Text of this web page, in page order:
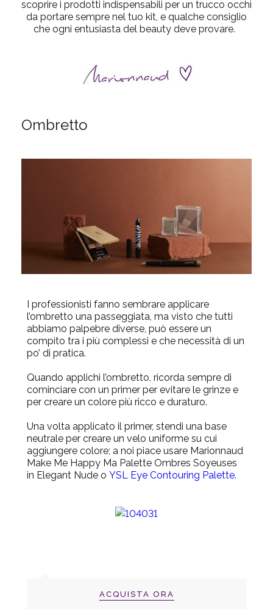
scoprire i prodotti indispensabili per un trucco occhi
da portare sempre nel tuo kit, e qualche consiglio
che ogni entusiasta del beauty deve provare.
Ombretto
I professionisti fanno sembrare applicare
l’ombretto una passeggiata, ma visto che tutti
abbiamo palpebre diverse, può essere un
compito tra i più complessi e che necessità di un
po’ di pratica.
Quando applichi l’ombretto, ricorda sempre di
cominciare con un primer per evitare le grinze e
per creare un colore più ricco e duraturo.
Una volta applicato il primer, stendi una base
neutrale per creare un velo uniforme su cui
aggiungere colore; a noi piace usare Marionnaud
Make Me Happy Ma Palette Ombres Soyeuses
in Elegant Nude o YSL Eye Contouring Palette.
ACQUISTA ORA